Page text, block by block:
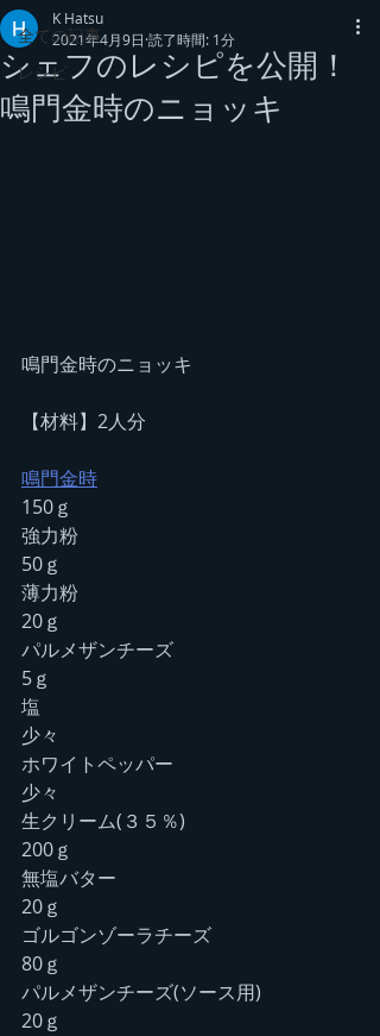
全ての記事
レシピ
シェフのレシピを公開！
鳴門金時のニョッキ
K Hatsu
2021年4月9日 読了時間: 1分
鳴門金時のニョッキ
【材料】2人分
鳴門金時
150ｇ
強力粉
50ｇ
薄力粉
20ｇ
パルメザンチーズ
5ｇ
塩
少々
ホワイトペッパー
少々
生クリーム(３５％)
200ｇ
無塩バター
20ｇ
ゴルゴンゾーラチーズ
80ｇ
パルメザンチーズ(ソース用)
20ｇ